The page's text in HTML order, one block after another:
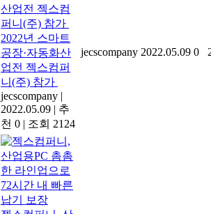
2022년 스마트
공장·자동화산
업전 젝스컴퍼
니(주) 참가
jecscompany |
2022.05.09 | 추
천 0 | 조회 2124
jecscompany 2022.05.09 0